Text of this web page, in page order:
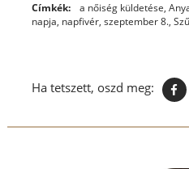
Címkék: a nőiség küldetése,
napja, napfivér, szeptember 8.,
Ha tetszett, oszd meg: